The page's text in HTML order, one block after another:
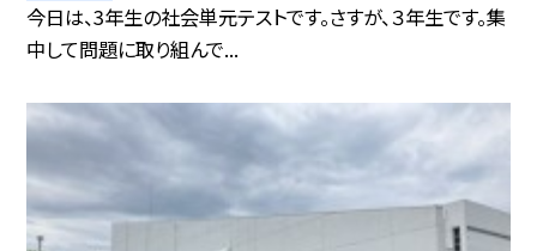
今日は、3年生の社会単元テストです。さすが、３年生です。集
中して問題に取り組んで...